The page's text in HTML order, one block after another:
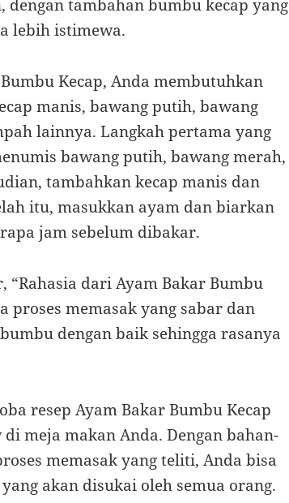
tambahan bumbu kecap yang
lebih istimewa.
Kecap, Anda membutuhkan
manis, bawang putih, bawang
lainnya. Langkah pertama yang
bawang putih, bawang merah,
tambahkan kecap manis dan
itu, masukkan ayam dan biarkan
jam sebelum dibakar.
“Rahasia dari Ayam Bakar Bumbu
proses memasak yang sabar dan
dengan baik sehingga rasanya
resep Ayam Bakar Bumbu Kecap
meja makan Anda. Dengan bahan-
memasak yang teliti, Anda bisa
akan disukai oleh semua orang.